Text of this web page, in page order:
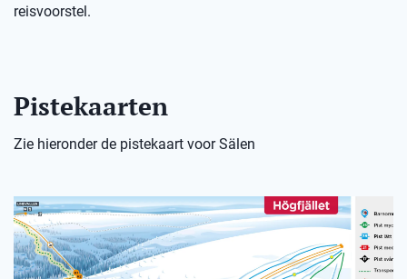
reisvoorstel.
Pistekaarten
Zie hieronder de pistekaart voor Sälen